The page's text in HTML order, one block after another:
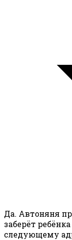
Да. Автоняня
заберёт
следующему